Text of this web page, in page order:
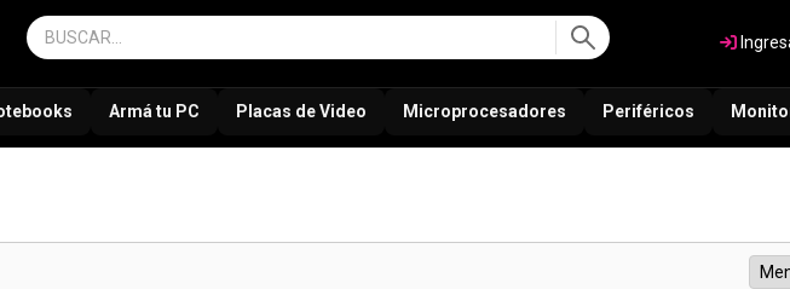
Armá tu PC Placas de Video Microprocesadores Periféricos